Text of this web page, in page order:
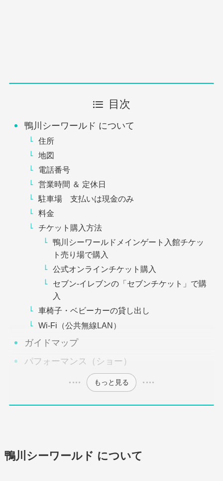
目次
鴨川シーワールド について
住所
地図
電話番号
営業時間 ＆ 定休日
駐車場 支払いは現金のみ
料金
チケット購入方法
鴨川シーワールドメインゲート入館チケッ
ト売り場で購入
公式オンラインチケット購入
セブン-イレブンの「セブンチケット」で購
入
車椅子・ベビーカーの貸し出し
Wi-Fi（公共無線LAN）
ガイドマップ
パフォーマンス（ショー）
もっと見る
鴨川シーワールド について